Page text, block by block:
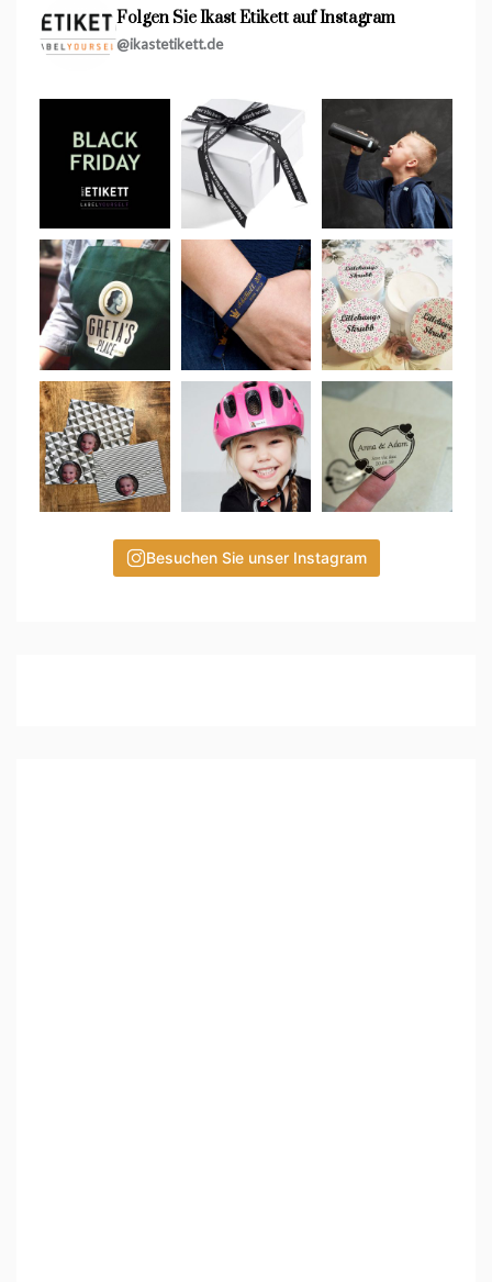
Folgen Sie Ikast Etikett auf Instagram
@ikastetikett.de
Besuchen Sie unser Instagram